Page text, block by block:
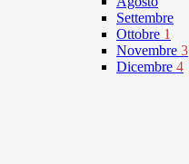
Settembre
Ottobre 1
Novembre 3
Dicembre 4